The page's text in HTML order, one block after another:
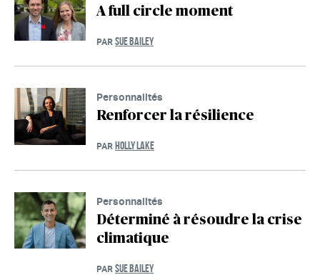
A full circle moment
PAR SUE BAILEY
Personnalités
Renforcer la résilience
PAR HOLLY LAKE
Personnalités
Déterminé à résoudre la crise
climatique
PAR SUE BAILEY